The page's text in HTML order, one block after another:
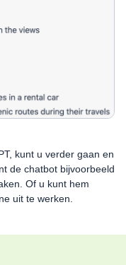
kunt u verder gaan en
de chatbot bijvoorbeeld
Of u kunt hem
uit te werken.